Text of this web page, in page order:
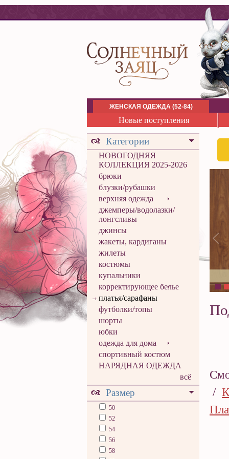
ЖЕНСКАЯ ОДЕЖДА (52-84)
Новые поступления
Категории
НОВОГОДНЯЯ
КОЛЛЕКЦИЯ 2025-2026
брюки
блузки/рубашки
верхняя одежда
джемперы/водолазки/
лонгсливы
джинсы
жакеты, кардиганы
жилеты
костюмы
купальники
корректирующее белье
платья/сарафаны
футболки/топы
шорты
юбки
одежда для дома
спортивный костюм
НАРЯДНАЯ ОДЕЖДА
всё
Размер
50
52
54
56
58
/